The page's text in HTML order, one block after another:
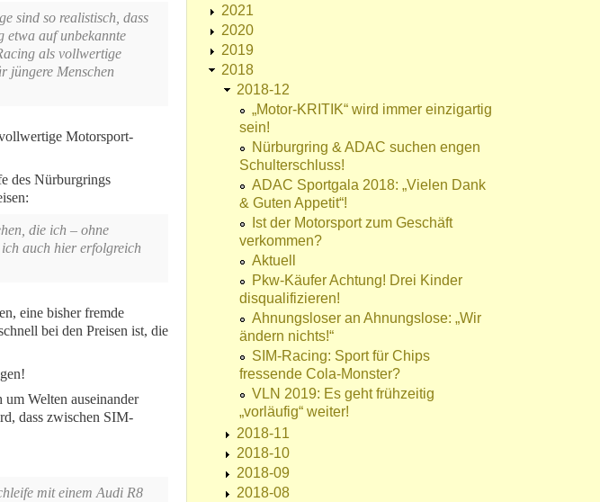
sind so realistisch, dass
etwa auf unbekannte
als vollwertige
jüngere Menschen
Motorsport-
des Nürburgrings
die ich – ohne
auch hier erfolgreich
eine bisher fremde
bei den Preisen ist, die
Welten auseinander
dass zwischen SIM-
mit einem Audi R8
2021
2020
2019
2018
2018-12
„Motor-KRITIK“ wird immer einzigartig
sein!
Nürburgring & ADAC suchen engen
Schulterschluss!
ADAC Sportgala 2018: „Vielen Dank
& Guten Appetit“!
Ist der Motorsport zum Geschäft
verkommen?
Aktuell
Pkw-Käufer Achtung! Drei Kinder
disqualifizieren!
Ahnungsloser an Ahnungslose: „Wir
ändern nichts!“
SIM-Racing: Sport für Chips
fressende Cola-Monster?
VLN 2019: Es geht frühzeitig
„vorläufig“ weiter!
2018-11
2018-10
2018-09
2018-08